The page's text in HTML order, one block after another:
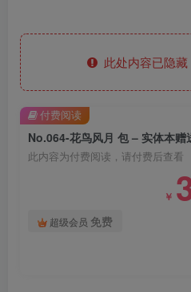
此处内容已隐藏
No.064-花鸟风月 包 – 实体本赠
此内容为付费阅读，请付费后查看
￥
超级会员 免费
付费阅读